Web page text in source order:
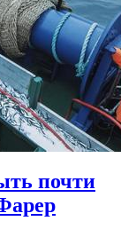
почти